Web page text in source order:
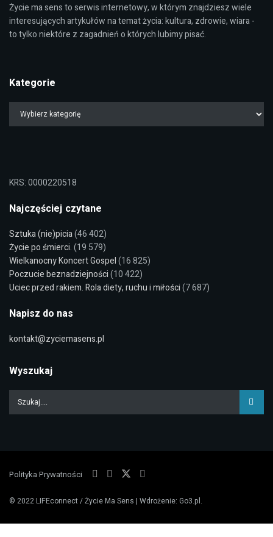
Życie ma sens to serwis internetowy, w którym znajdziesz wiele
interesujących artykułów na temat życia: kultura, zdrowie, wiara -
to tylko niektóre z zagadnień o których lubimy pisać.
Kategorie
KRS: 0000220518
Najczęściej czytane
Sztuka (nie)picia(46 402)
Życie po śmierci.(19 579)
Wielkanocny Koncert Gospel(16 825)
Poczucie beznadziejności(10 422)
Uciec przed rakiem. Rola diety, ruchu i miłości(7 687)
Napisz do nas
kontakt@zyciemasens.pl
Wyszukaj
Polityka Prywatności
© 2022LIFEconnect / Życie Ma Sens | Wdrożenie: Go3.pl.